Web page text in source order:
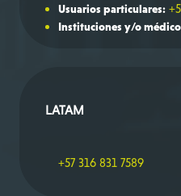
Usuarios particulares:
Instituciones y/o
LATAM
+57 316 831 7589